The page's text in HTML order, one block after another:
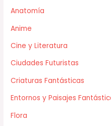
Anatomía
Anime
Cine y Literatura
Ciudades Futuristas
Criaturas Fantásticas
Entornos y Paisajes
Flora